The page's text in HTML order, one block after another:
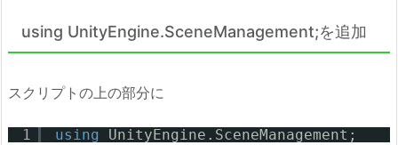
using UnityEngine.SceneManagement;を追加
スクリプトの上の部分に
1 using UnityEngine.SceneManagement;